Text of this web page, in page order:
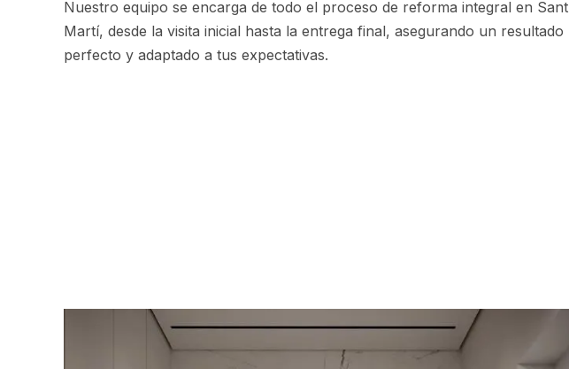
Nuestro equipo se encarga de todo el proceso de reforma integral en Sant
Martí, desde la visita inicial hasta la entrega final, asegurando un resultado
perfecto y adaptado a tus expectativas.